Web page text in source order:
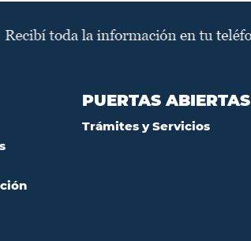
PUERTAS ABIERTAS
Trámites y Servicios